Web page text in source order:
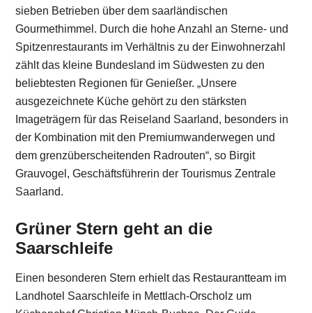
sieben Betrieben über dem saarländischen
Gourmethimmel. Durch die hohe Anzahl an Sterne- und
Spitzenrestaurants im Verhältnis zu der Einwohnerzahl
zählt das kleine Bundesland im Südwesten zu den
beliebtesten Regionen für Genießer. „Unsere
ausgezeichnete Küche gehört zu den stärksten
Imageträgern für das Reiseland Saarland, besonders in
der Kombination mit den Premiumwanderwegen und
dem grenzüberscheitenden Radrouten“, so Birgit
Grauvogel, Geschäftsführerin der Tourismus Zentrale
Saarland.
Grüner Stern geht an die
Saarschleife
Einen besonderen Stern erhielt das Restaurantteam im
Landhotel Saarschleife in Mettlach-Orscholz um